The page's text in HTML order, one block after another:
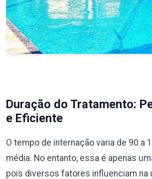
Duração do Tratamento:
e Eficiente
O tempo de internação varia de 90 a
média. No entanto, essa é apenas
pois diversos fatores influenciam na